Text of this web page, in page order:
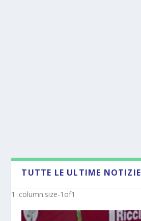
TUTTE LE ULTIME NOTIZIE